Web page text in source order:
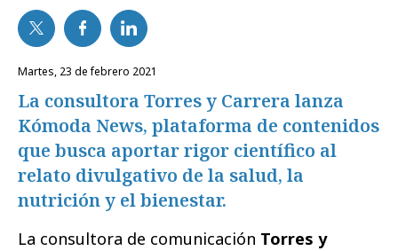
martes, 23 de febrero 2021
La consultora Torres y Carrera lanza
Kómoda News, plataforma de contenidos
que busca aportar rigor científico al
relato divulgativo de la salud, la
nutrición y el bienestar.
La consultora de comunicación Torres y